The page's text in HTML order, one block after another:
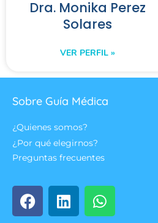
Dra. Monika Perez
Solares
VER PERFIL »
Sobre Guía Médica
¿Quienes somos?
¿Por qué elegirnos?
Preguntas frecuentes